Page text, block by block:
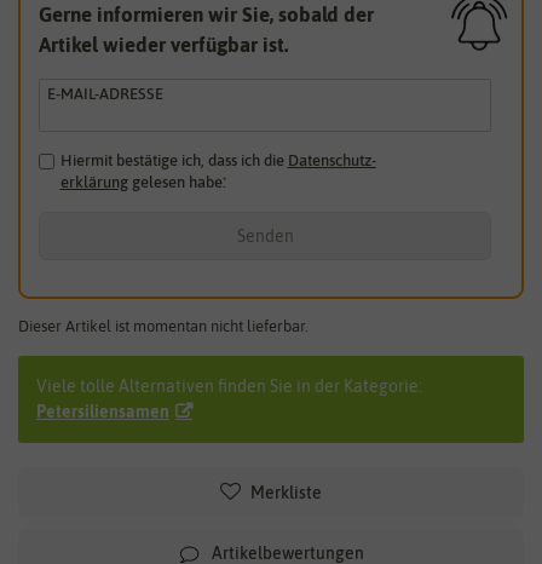
Gerne informieren wir Sie, sobald der
Artikel wieder verfügbar ist.
E-MAIL-ADRESSE
Hiermit bestätige ich, dass ich die Daten­schutz­
erklärunggelesen habe.*
Senden
Dieser Artikel ist momentan nicht lieferbar.
Viele tolle Alternativen finden Sie in der Kategorie:
Petersiliensamen
Merkliste
Artikelbewertungen